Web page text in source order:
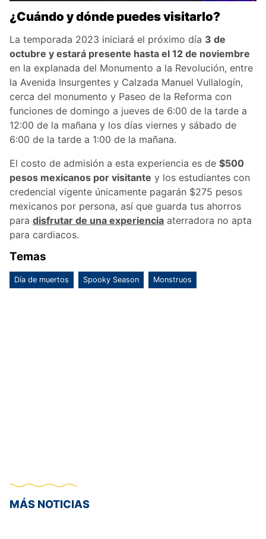
¿Cuándo y dónde puedes visitarlo?
La temporada 2023 iniciará el próximo día 3 de
octubre y estará presente hasta el 12 de noviembre
en la explanada del Monumento a la Revolución, entre
la Avenida Insurgentes y Calzada Manuel Vullalogín,
cerca del monumento y Paseo de la Reforma con
funciones de domingo a jueves de 6:00 de la tarde a
12:00 de la mañana y los días viernes y sábado de
6:00 de la tarde a 1:00 de la mañana.
El costo de admisión a esta experiencia es de $500
pesos mexicanos por visitante y los estudiantes con
credencial vigente únicamente pagarán $275 pesos
mexicanos por persona, así que guarda tus ahorros
para disfrutar de una experiencia aterradora no apta
para cardiacos.
Temas
Día de muertos Spooky Season Monstruos
MÁS NOTICIAS